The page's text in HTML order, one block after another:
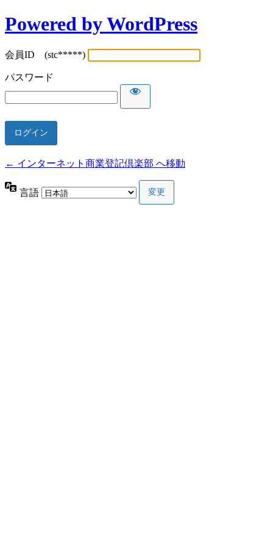
Powered by WordPress
会員ID (stc*****)
パスワード
← インターネット商業登記倶楽部 へ移動
言語